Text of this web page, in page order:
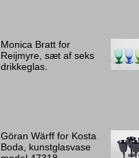
Monica Bratt for
Reijmyre, sæt af seks
drikkeglas.
Göran Wärff for Kosta
Boda, kunstglasvase